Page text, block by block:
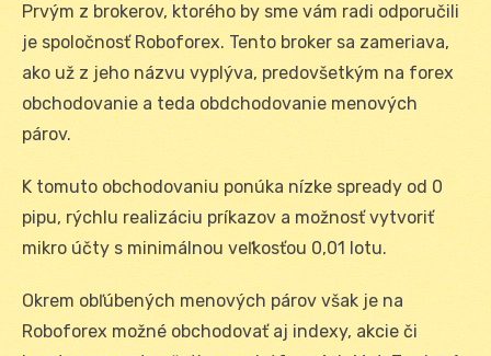
Prvým z brokerov, ktorého by sme vám radi odporučili
je spoločnosť Roboforex. Tento broker sa zameriava,
ako už z jeho názvu vyplýva, predovšetkým na forex
obchodovanie a teda obdchodovanie menových
párov.
K tomuto obchodovaniu ponúka nízke spready od 0
pipu, rýchlu realizáciu príkazov a možnosť vytvoriť
mikro účty s minimálnou veľkosťou 0,01 lotu.
Okrem obľúbených menových párov však je na
Roboforex možné obchodovať aj indexy, akcie či